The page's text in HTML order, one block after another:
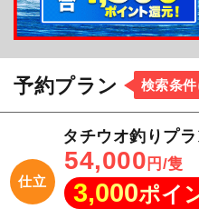
予約プラン 検索条
仕立
タチウオ釣りプ
54,000 円/隻
3,000ポイ